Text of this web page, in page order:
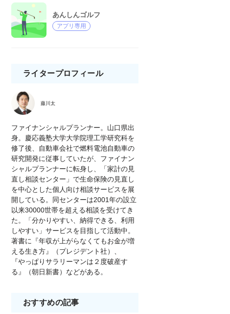
あんしんゴルフ
アプリ専用
ライタープロフィール
藤川太
ファイナンシャルプランナー。山口県出
身。慶応義塾大学大学院理工学研究科を
修了後、自動車会社で燃料電池自動車の
研究開発に従事していたが、ファイナン
シャルプランナーに転身し、「家計の見
直し相談センター」で生命保険の見直し
を中心とした個人向け相談サービスを展
開している。同センターは2001年の設立
以来30000世帯を超える相談を受けてき
た。「分かりやすい、納得できる、利用
しやすい」サービスを目指して活動中。
著書に『年収が上がらなくてもお金が増
える生き方』（プレジデント社）、
『やっぱりサラリーマンは２度破産す
る』（朝日新書）などがある。
おすすめの記事